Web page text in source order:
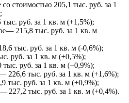
стоимостью 205,1 тыс. руб. за 1
руб. за 1 кв. м (+1,5%);
215,8 тыс. руб. за 1 кв. м
тыс. руб. за 1 кв. м (-0,6%);
руб. за 1 кв. м (+0,5%);
руб. за 1 кв. м (+0,9%);
226,6 тыс. руб. за 1 кв. м (+1,6%);
тыс. руб. за 1 кв. м (+0,9%);
227,2 тыс. руб. за 1 кв. м (+0,4%).